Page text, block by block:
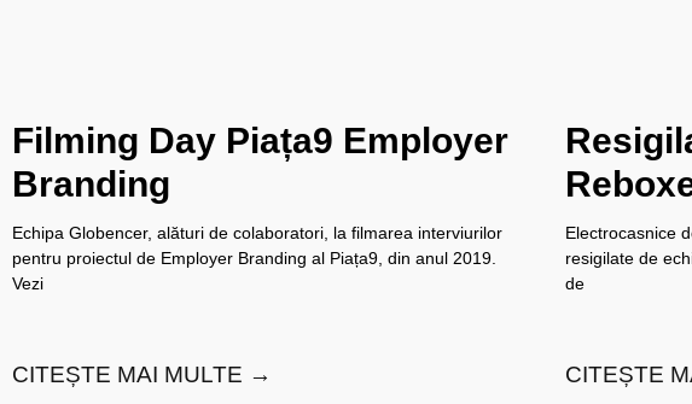
Filming Day Piața9 Employer
Branding
Echipa Globencer, alături de colaboratori, la filmarea interviurilor
pentru proiectul de Employer Branding al Piața9, din anul 2019.
Vezi
CITEȘTE MAI MULTE →
Electrocasnice
resigilate de
de
CITEȘTE